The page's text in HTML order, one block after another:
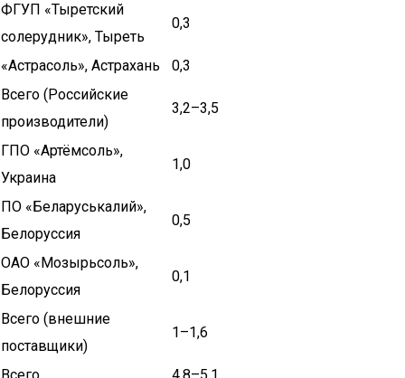
ФГУП «Тыретский
солерудник», Тыреть
0,3
«Астрасоль», Астрахань
0,3
Всего (Российские
производители)
3,2–3,5
ГПО «Артёмсоль»,
Украина
1,0
ПО «Беларуськалий»,
Белоруссия
0,5
ОАО «Мозырьсоль»,
Белоруссия
0,1
Всего (внешние
поставщики)
1–1,6